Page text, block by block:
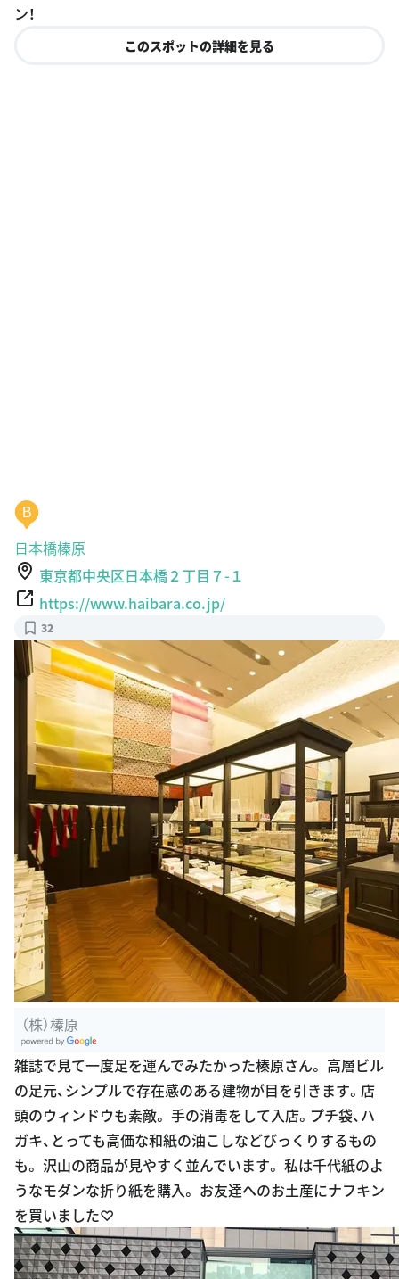
ン！
このスポットの詳細を見る
B
日本橋榛原
東京都中央区日本橋２丁目７-１
https://www.haibara.co.jp/
32
（株）榛原
oogle Plac
es
雑誌で見て一度足を運んでみたかった榛原さん。 高層ビル
の足元、シンプルで存在感のある建物が目を引きます。店
頭のウィンドウも素敵。 手の消毒をして入店。プチ袋、ハ
ガキ、とっても高価な和紙の油こしなどびっくりするもの
も。 沢山の商品が見やすく並んでいます。 私は千代紙のよ
うなモダンな折り紙を購入。 お友達へのお土産にナフキン
を買いました♡